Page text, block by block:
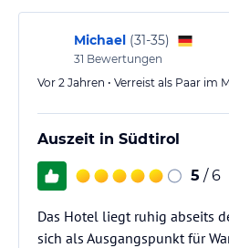
Michael (31-35)
31 Bewertungen
Vor 2 Jahren • Verreist als Paar im
Auszeit in Südtirol
5 / 6
Das Hotel liegt ruhig abseits
sich als Ausgangspunkt für